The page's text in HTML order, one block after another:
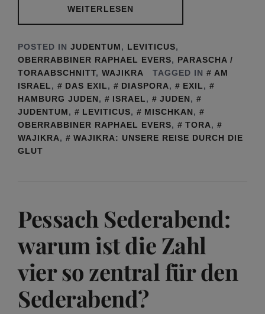
WEITERLESEN
POSTED IN JUDENTUM, LEVITICUS,
OBERRABBINER RAPHAEL EVERS, PARASCHA /
TORAABSCHNITT, WAJIKRA TAGGED IN
AM
ISRAEL, DAS EXIL, DIASPORA, EXIL,
HAMBURG JUDEN, ISRAEL, JUDEN,
JUDENTUM, LEVITICUS, MISCHKAN,
OBERRABBINER RAPHAEL EVERS, TORA,
WAJIKRA,
WAJIKRA: UNSERE REISE DURCH DIE
GLUT
Pessach Sederabend:
warum ist die Zahl
vier so zentral für den
Sederabend?